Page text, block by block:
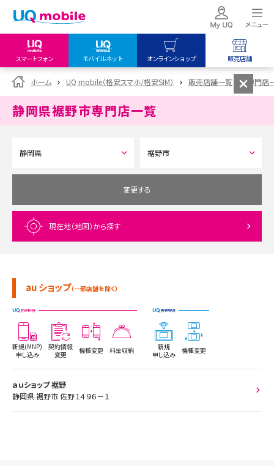
スマートフォン モバイルネット オンラインショップ 販売店舗
my UQ WiMAX
UQ WiMAX ご契約の方
My UQ mobile
データチャージサイト
UQ mobile
オンラインショップ
UQ WiMAX
UQ mobile
販売店舗
UQ WiMAX
ホーム UQ mobile（格安スマホ/格安SIM） 販売店舗一覧 専門店
静岡県裾野市専門店一覧
変更する
現在地（地図）から探す
au ショップ（一部店舗を除く）
新規(MNP)
申し込み
契約情報
変更
機種変更 料金収納
新規
申し込み
機種変更
ａｕショップ 裾野
静岡県 裾野市 佐野１４９６－１